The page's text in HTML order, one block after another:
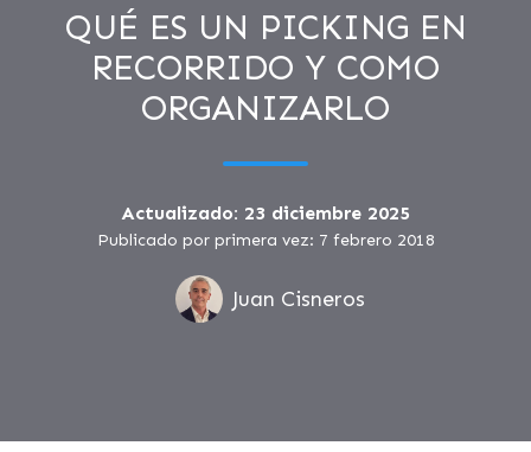
QUÉ ES UN PICKING EN
RECORRIDO Y COMO
ORGANIZARLO
Actualizado: 23 diciembre 2025
Publicado por primera vez: 7 febrero 2018
Juan Cisneros